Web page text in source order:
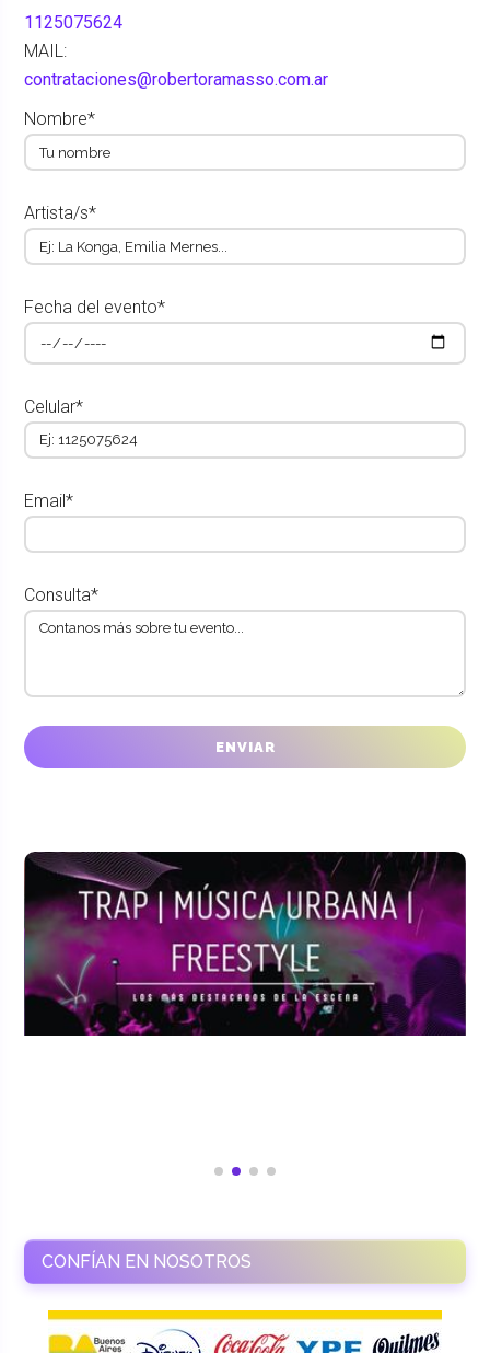
1125075624
MAIL:
contrataciones@robertoramasso.com.ar
Nombre*
Artista/s*
Fecha del evento*
Celular*
Email*
Consulta*